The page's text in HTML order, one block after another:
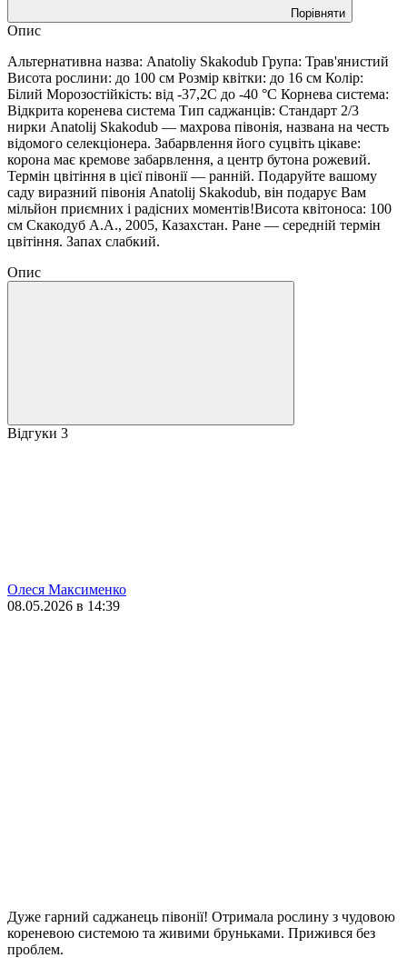
Порівняти
Опис
Альтернативна назва: Anatoliy Skakodub Група: Трав'янистий
Висота рослини: до 100 см Розмір квітки: до 16 см Колір:
Білий Морозостійкість: від -37,2С до -40 °C Корнева система:
Відкрита коренева система Тип саджанців: Стандарт 2/3
нирки Anatolij Skakodub — махрова півонія, названа на честь
відомого селекціонера. Забарвлення його суцвіть цікаве:
корона має кремове забарвлення, а центр бутона рожевий.
Термін цвітіння в цієї півонії — ранній. Подаруйте вашому
саду виразний півонія Anatolij Skakodub, він подарує Вам
мільйон приємних і радісних моментів!Висота квітоноса: 100
см Скакодуб А.А., 2005, Казахстан. Ране — середній термін
цвітіння. Запах слабкий.
Опис
Відгуки 3
Олеся Максименко
08.05.2026 в 14:39
Дуже гарний саджанець півонії! Отримала рослину з чудовою
кореневою системою та живими бруньками. Прижився без
проблем.